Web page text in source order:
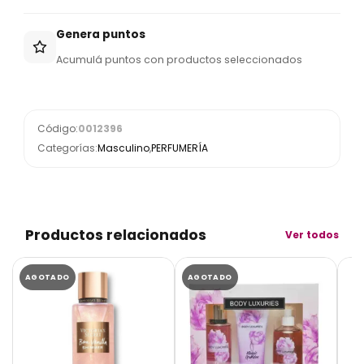
Genera puntos
Acumulá puntos con productos seleccionados
Código:0012396
Categorías:Masculino,PERFUMERÍA
Productos relacionados Ver todos
AGOTADO AGOTADO